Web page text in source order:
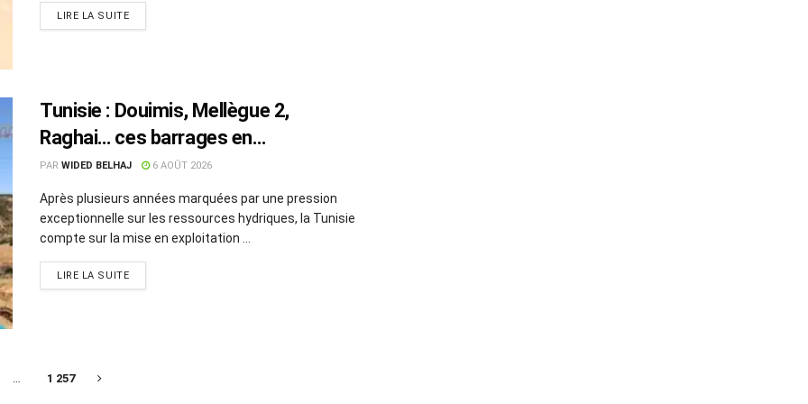
LIRE LA SUITE
Tunisie : Douimis, Mellègue 2,
Raghai… ces barrages en
construction qui pourraient changer
la donne hydraulique
PAR WIDED BELHAJ 6 AOÛT 2026
Après plusieurs années marquées par une pression
exceptionnelle sur les ressources hydriques, la Tunisie
compte sur la mise en exploitation ...
LIRE LA SUITE
1 257